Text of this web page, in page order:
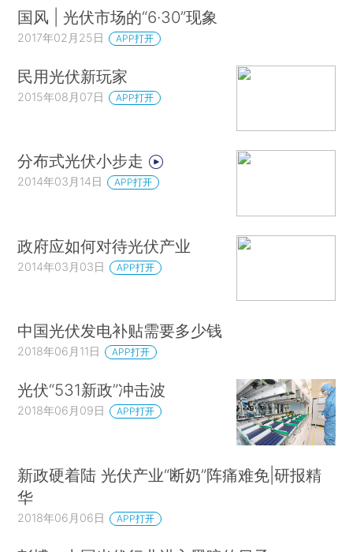
国风 | 光伏市场的“6·30”现象
2017年02月25日 APP打开
民用光伏新玩家
2015年08月07日 APP打开
分布式光伏小步走
2014年03月14日 APP打开
政府应如何对待光伏产业
2014年03月03日 APP打开
中国光伏发电补贴需要多少钱
2018年06月11日 APP打开
光伏“531新政”冲击波
2018年06月09日 APP打开
新政硬着陆 光伏产业“断奶”阵痛难免|研报精
华
2018年06月06日 APP打开